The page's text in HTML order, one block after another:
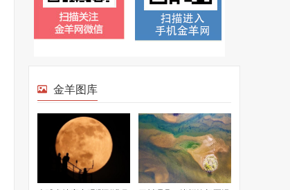
金羊图库